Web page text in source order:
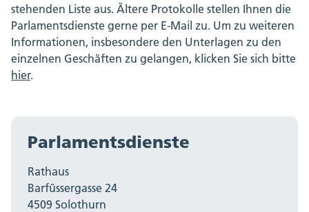
stehenden Liste aus. Ältere Protokolle stellen Ihnen die
Parlamentsdienste gerne per E-Mail zu. Um zu weiteren
Informationen, insbesondere den Unterlagen zu den
einzelnen Geschäften zu gelangen, klicken Sie sich bitte
hier.
Parlamentsdienste
Rathaus
Barfüssergasse 24
4509 Solothurn